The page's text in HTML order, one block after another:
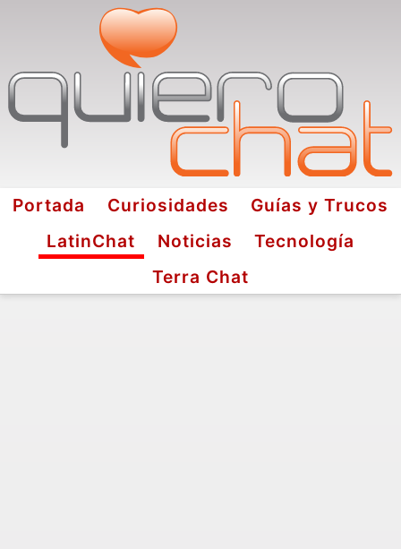
Portada Curiosidades
Guías y Trucos
LatinChat
Noticias
Tecnología
Terra Chat